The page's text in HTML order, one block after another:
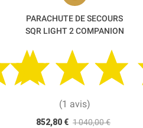
PARACHUTE DE SECOURS
SQR LIGHT 2 COMPANION
(1 avis)
852,80 € 1 040,00 €